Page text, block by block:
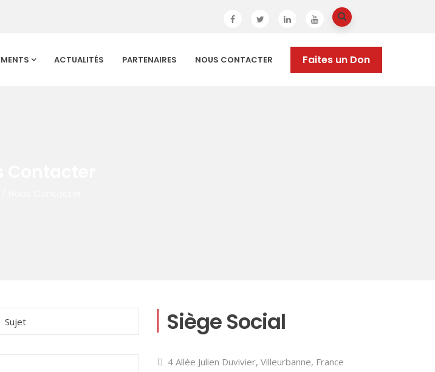
ACTUALITÉS PARTENAIRES NOUS CONTACTER Faites un Don
Siège Social
4 Allée Julien Duvivier, Villeurbanne, France